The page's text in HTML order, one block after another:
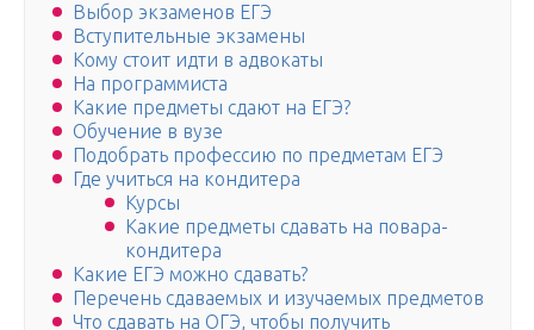
Выбор экзаменов ЕГЭ
Вступительные экзамены
Кому стоит идти в адвокаты
На программиста
Какие предметы сдают на ЕГЭ?
Обучение в вузе
Подобрать профессию по предметам ЕГЭ
Где учиться на кондитера
Курсы
Какие предметы сдавать на повара-
кондитера
Какие ЕГЭ можно сдавать?
Перечень сдаваемых и изучаемых предметов
Что сдавать на ОГЭ, чтобы получить